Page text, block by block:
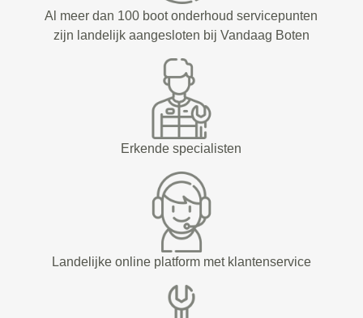
Al meer dan 100 boot onderhoud servicepunten
zijn landelijk aangesloten bij Vandaag Boten
Erkende specialisten
Landelijke online platform met klantenservice